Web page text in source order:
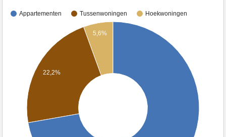
Appartementen Tussenwoningen Hoekwoningen
5,6%
22,2%